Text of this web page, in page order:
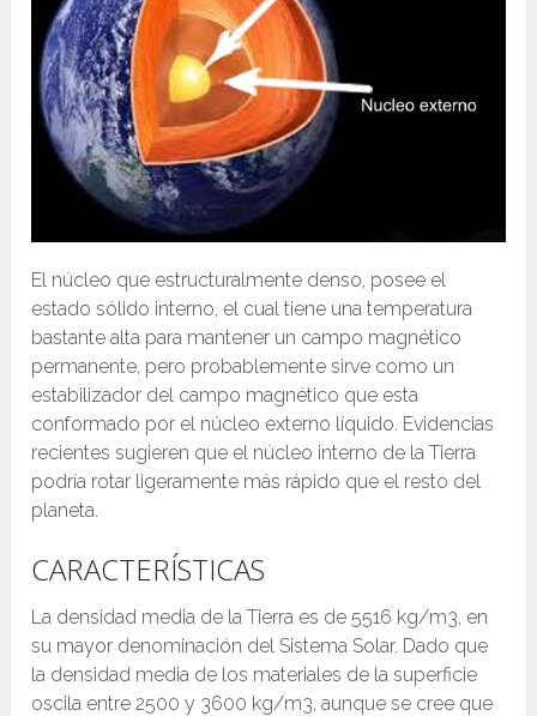
El núcleo que estructuralmente denso, posee el
estado sólido interno, el cual tiene una temperatura
bastante alta para mantener un campo magnético
permanente, pero probablemente sirve como un
estabilizador del campo magnético que esta
conformado por el núcleo externo líquido. Evidencias
recientes sugieren que el núcleo interno de la Tierra
podría rotar ligeramente más rápido que el resto del
planeta.
CARACTERÍSTICAS
La densidad media de la Tierra es de 5516 kg/m3, en
su mayor denominación del Sistema Solar. Dado que
la densidad media de los materiales de la superficie
oscila entre 2500 y 3600 kg/m3, aunque se cree que